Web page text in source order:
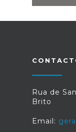
Rua de
Brito
Email: